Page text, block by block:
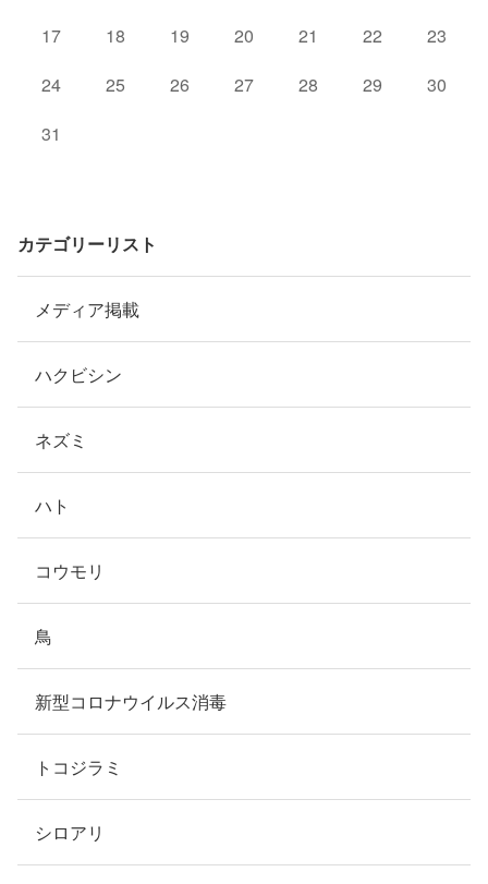
17 18 19 20 21 22
23
24
25 26 27 28 29
30
31
カテゴリーリスト
メディア掲載
ハクビシン
ネズミ
ハト
コウモリ
鳥
新型コロナウイルス消毒
トコジラミ
シロアリ